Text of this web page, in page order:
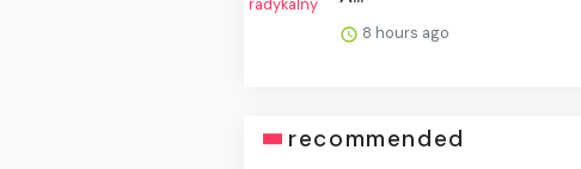
8 hours ago
recommended